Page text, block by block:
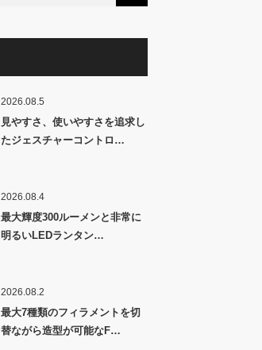
2026.08.5
見やすさ、使いやすさを追求し
たジェスチャーコントロ…
2026.08.4
最大輝度300ルーメンと非常に
明るいLEDランタン…
2026.08.2
最大7種類のフィラメントを切
替ながら造型が可能なF…